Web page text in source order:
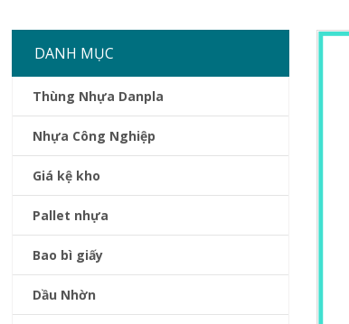
DANH MỤC
Thùng Nhựa Danpla
Nhựa Công Nghiệp
Giá kệ kho
Pallet nhựa
Bao bì giấy
Dầu Nhờn